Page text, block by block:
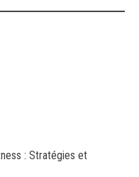
: Stratégies et